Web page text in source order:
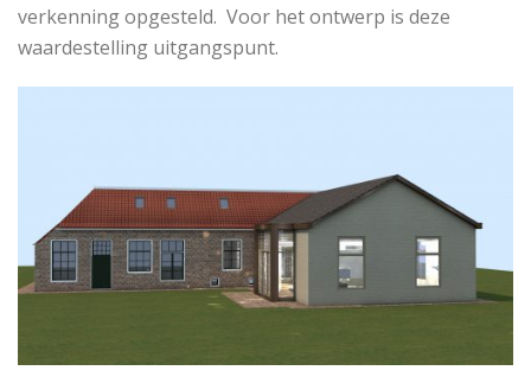
verkenning opgesteld. Voor het ontwerp is deze
waardestelling uitgangspunt.